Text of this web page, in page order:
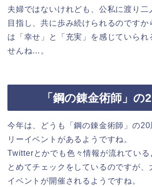
夫婦ではないけれども、公私に渡り二
目指し、共に歩み続けられるのですか
は「幸せ」と「充実」を感じていられ
せんね…。
「鋼の錬金術師」の
今年は、どうも「鋼の錬金術師」の
リーイベントがあるようですね。
Twitterとかでも色々情報が流れている
とめてチェックをしているのですが、
イベントが開催されるようですね。